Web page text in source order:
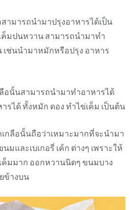
สามารถนำมาปรุงอาหารได้เป็น
ค็มปนหวาน สามารถนำมาทำ
เช่นนำมาหมักหรือปรุง อาหาร
อนั้นสามารถนำมาทำอาหารได้
รได้ ทั้งหมัก ดอง ทำไข่เค็ม เป็นต้น
เกลือนั้นถือว่าเหมาะมากที่จะนำมา
มและเบเกอรี่ เค้ก ต่างๆ เพราะให้
มมาก ออกหวานนิดๆ ขนมบาง
ข้างบน